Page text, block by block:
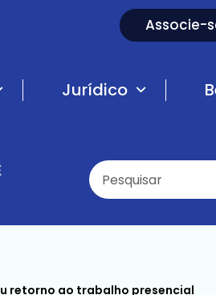
Associe-
Jurídico
retorno ao trabalho presencial